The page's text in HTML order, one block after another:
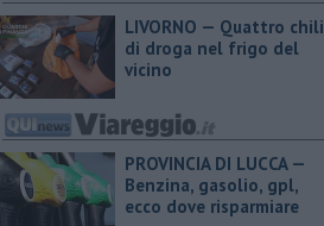
LIVORNO — Quattro chili
di droga nel frigo del
vicino
PROVINCIA DI LUCCA — ​
Benzina, gasolio, gpl,
ecco dove risparmiare